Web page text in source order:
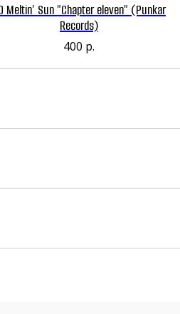
Meltin' Sun "Chapter eleven" (Punkar
Records)
400 р.